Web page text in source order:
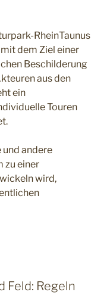
RheinTaunus
dem Ziel einer
Beschilderung
aus den
ein
Touren
und andere
zu einer
wird,
Feld: Regeln